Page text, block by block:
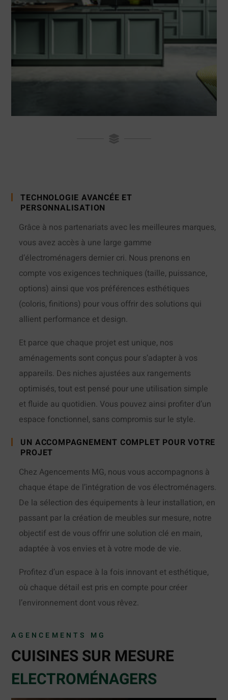
TECHNOLOGIE AVANCÉE ET
PERSONNALISATION
Grâce à nos partenariats avec les meilleures marques,
vous avez accès à une large gamme
d’électroménagers dernier cri. Nous prenons en
compte vos exigences techniques (taille, puissance,
options) ainsi que vos préférences esthétiques
(coloris, finitions) pour vous offrir des solutions qui
allient performance et design.
Et parce que chaque projet est unique, nos
aménagements sont conçus pour s’adapter à vos
appareils. Des niches ajustées aux rangements
optimisés, tout est pensé pour une utilisation simple
et fluide au quotidien. Vous pouvez ainsi profiter d’un
espace fonctionnel, sans compromis sur le style.
UN ACCOMPAGNEMENT COMPLET POUR VOTRE
PROJET
Chez Agencements MG, nous vous accompagnons à
chaque étape de l’intégration de vos électroménagers.
De la sélection des équipements à leur installation, en
passant par la création de meubles sur mesure, notre
objectif est de vous offrir une solution clé en main,
adaptée à vos envies et à votre mode de vie.
Profitez d’un espace à la fois innovant et esthétique,
où chaque détail est pris en compte pour créer
l’environnement dont vous rêvez.
AGENCEMENTS MG
CUISINES SUR MESURE
ELECTROMÉNAGERS